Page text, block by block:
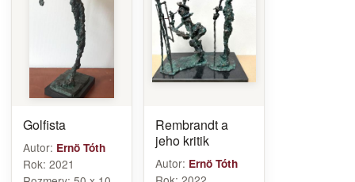
Golfista
Autor: Ernö Tóth
Rok: 2021
Rembrandt a
jeho kritik
Autor: Ernö Tóth